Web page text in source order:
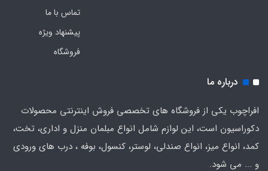
تماس با ما
پیشنهاد ویژه
فروشگاه
درباره ما
افراچوب یکی از فروشگاه های تخصصی فروش اینترنتی محصولات
دکوراسیون است، این لوازم شامل انواع مبلمان منزل و اداری، تخت،
کمد، انواع میز، انواع صندلی، لوستر، کنسول، بوفه ، درب های ورودی
و ... می شود.